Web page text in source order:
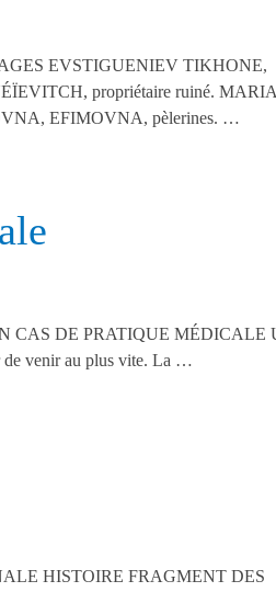
EVSTIGUENIEV TIKHONE,
propriétaire ruiné. MARIA
EFIMOVNA, pèlerines. …
CAS DE PRATIQUE MÉDICALE
de venir au plus vite. La …
HISTOIRE FRAGMENT DES